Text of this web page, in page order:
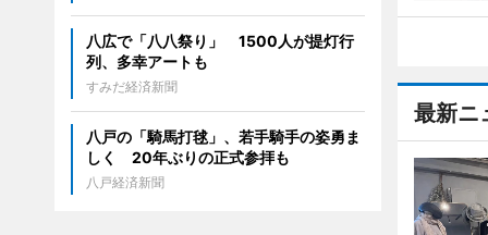
最新ニ
八広で「八八祭り」 1500人が提灯行
列、多幸アートも
すみだ経済新聞
八戸の「騎馬打毬」、若手騎手の姿勇ま
しく 20年ぶりの正式参拝も
八戸経済新聞